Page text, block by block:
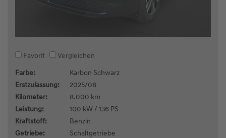
Favorit
Vergleichen
Farbe:
Karbon Schwarz
Erstzulassung:
2025/08
Kilometer:
8.000 km
Leistung:
100 kW / 136 PS
Kraftstoff:
Benzin
Getriebe:
Schaltgetriebe